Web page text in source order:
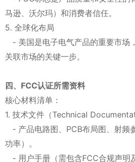
马逊、沃尔玛）和消费者信任。
5. 全球化布局
- 美国是电子电气产品的重要市场
关联市场的关键一步。
四、FCC认证所需资料
核心材料清单：
1. 技术文件（Technical
- 产品电路图、PCB布局图、射频
功率）。
- 用户手册（需包含FCC合规声明